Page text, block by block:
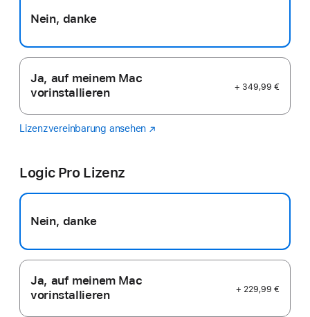
Nein, danke
Ja, auf meinem Mac
vorinstallieren
+ 349,99 €
Lizenzvereinbarung ansehen Final
(Öffnet
Logic Pro Lizenz
Nein, danke
Ja, auf meinem Mac
vorinstallieren
+ 229,99 €